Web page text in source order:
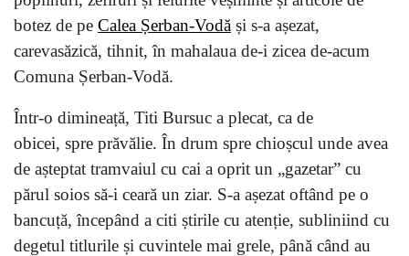
botez de pe Calea Șerban-Vodă și s-a așezat,
carevasăzică, tihnit, în mahalaua de-i zicea de-acum
Comuna Șerban-Vodă.
Într-o dimineață, Titi Bursuc a plecat, ca de
obicei, spre prăvălie. În drum spre chioșcul unde avea
de așteptat tramvaiul cu cai a oprit un „gazetar” cu
părul soios să-i ceară un ziar. S-a așezat oftând pe o
bancuță, începând a citi știrile cu atenție, subliniind cu
degetul titlurile și cuvintele mai grele, până când au